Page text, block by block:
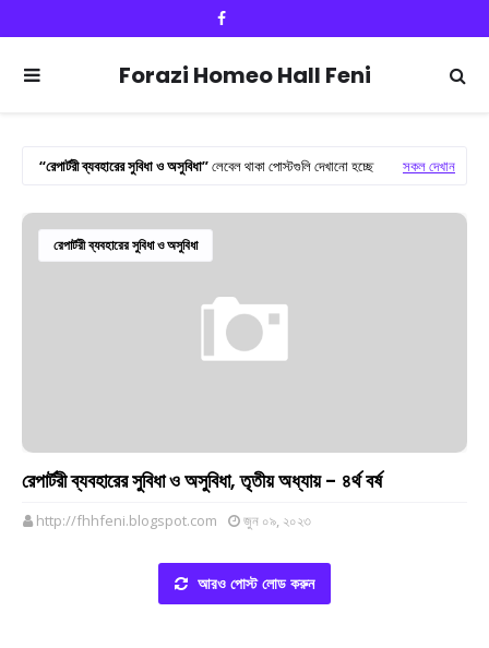
Forazi Homeo Hall Feni
রেপার্টরী ব্যবহারের সুবিধা ও অসুবিধা লেবেল থাকা পোস্টগুলি দেখানো হচ্ছে সকল দেখান
রেপার্টরী ব্যবহারের সুবিধা ও অসুবিধা
রেপার্টরী ব্যবহারের সুবিধা ও অসুবিধা, তৃতীয় অধ্যায় - ৪র্থ বর্ষ
http://fhhfeni.blogspot.com জুন ০৯, ২০২৩
আরও পোস্ট লোড করুন